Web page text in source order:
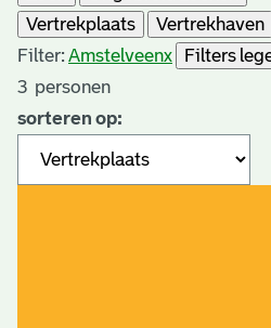
Vertrekplaats
Vertrekhaven
Filter: Amstelveenx
Filters
3 personen
sorteren op: